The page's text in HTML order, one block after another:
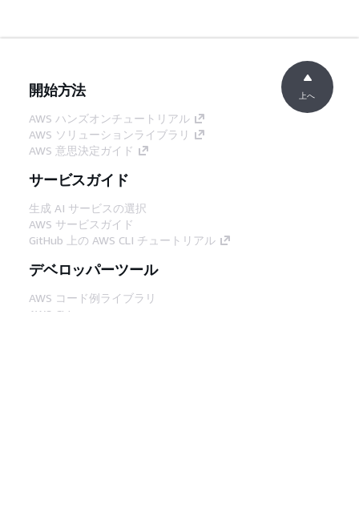
開始方法
AWS ハンズオンチュートリアル
AWS ソリューションライブラリ
AWS 意思決定ガイド
サービスガイド
生成 AI サービスの選択
AWS サービスガイド
GitHub 上の AWS CLI チュートリアル
デベロッパーツール
AWS コード例ライブラリ
AWS CLI
上へ